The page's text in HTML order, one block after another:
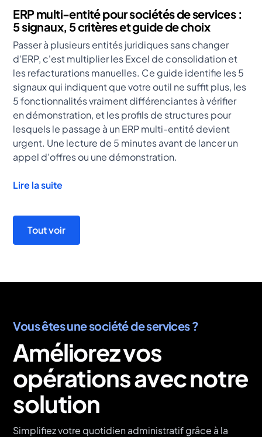
ERP multi-entité pour sociétés de services :
5 signaux, 5 critères et guide de choix
Passer à plusieurs entités juridiques sans changer
d'ERP, c'est multiplier les Excel de consolidation et
les refacturations manuelles. Ce guide identifie les 5
signaux qui indiquent que votre outil ne suffit plus, les
5 fonctionnalités vraiment différenciantes à vérifier
en démonstration, et les profils de structures pour
lesquels le passage à un ERP multi-entité devient
urgent. Une lecture de 5 minutes avant de lancer un
appel d'offres ou une démonstration.
Lire la suite
Tout voir
Vous êtes une société de services ?
Améliorez vos
opérations avec notre
solution
Simplifiez votre quotidien administratif grâce à la